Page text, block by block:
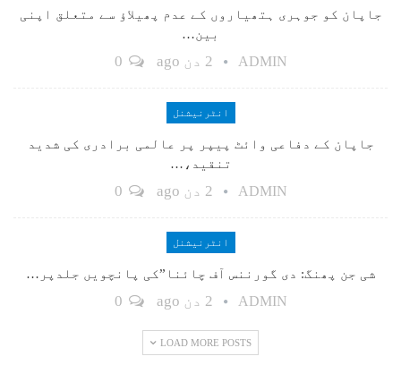
جاپان کو جوہری ہتھیاروں کے عدم پھیلاؤ سے متعلق اپنی
بین…
ADMIN 2 دن ago
انٹرنیشنل
جاپان کے دفاعی وائٹ پیپر پر عالمی برادری کی شدید
تنقید،…
ADMIN 2 دن ago
انٹرنیشنل
شی جن پھنگ: دی گورننس آف چائنا”کی پانچویں جلدپر…
ADMIN 2 دن ago
LOAD MORE POSTS